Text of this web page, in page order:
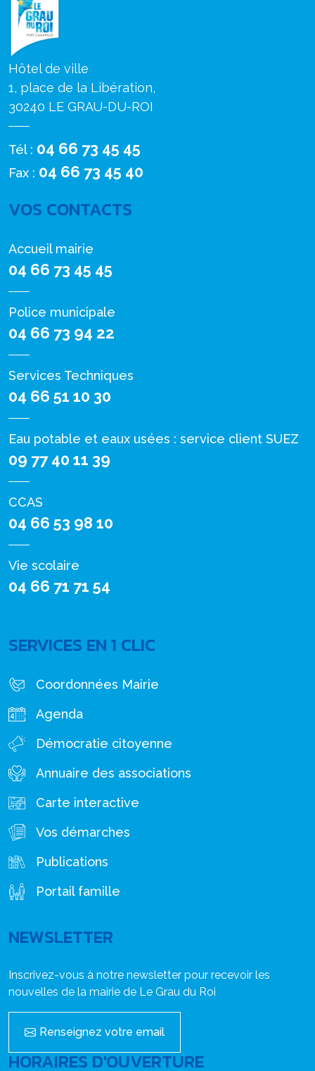
Hôtel de ville
1, place de la Libération,
30240 LE GRAU-DU-ROI
Tél : 04 66 73 45 45
Fax : 04 66 73 45 40
VOS CONTACTS
Accueil mairie
04 66 73 45 45
Police municipale
04 66 73 94 22
Services Techniques
04 66 51 10 30
Eau potable et eaux usées : service client SUEZ
09 77 40 11 39
CCAS
04 66 53 98 10
Vie scolaire
04 66 71 71 54
SERVICES EN 1 CLIC
Coordonnées Mairie
Agenda
Démocratie citoyenne
Annuaire des associations
Carte interactive
Vos démarches
Publications
Portail famille
NEWSLETTER
Inscrivez-vous à notre newsletter pour recevoir les
nouvelles de la mairie de Le Grau du Roi
Renseignez votre email
HORAIRES D'OUVERTURE